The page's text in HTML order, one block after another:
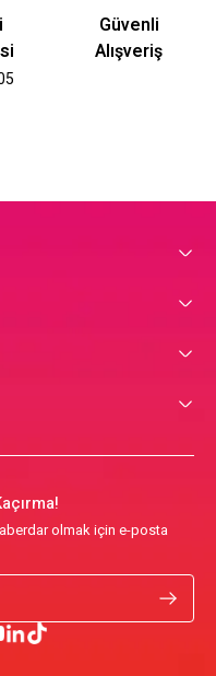
Güvenli
Alışveriş
olmak için e-posta